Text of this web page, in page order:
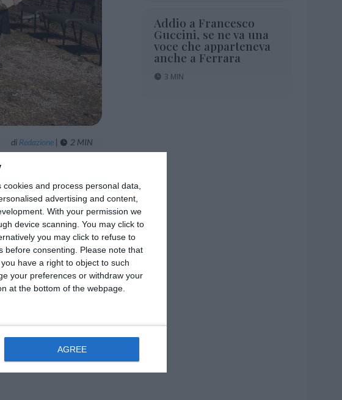
and process personal data,
advertising and content,
With your permission we
device scanning. You may click to
you may click to refuse to
consenting.
Please note that
have a right to object to such
your preferences or withdraw your
at the bottom of the webpage.
AGREE
di Redazione|  2 MIN
Addio a Francesco
Guccini, se ne va una
voce che apparteneva
anche a Ferrara
3 MIN